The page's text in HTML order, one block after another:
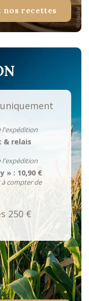
recettes
uniquement
l'expédition
& relais
l'expédition
» : 10,90 €
à compter de
250 €